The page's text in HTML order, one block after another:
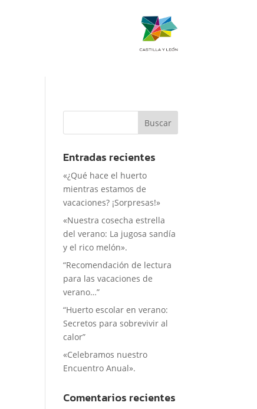
Entradas recientes
«¿Qué hace el huerto
mientras estamos de
vacaciones? ¡Sorpresas!»
«Nuestra cosecha estrella
del verano: La jugosa sandía
y el rico melón».
“Recomendación de lectura
para las vacaciones de
verano…”
“Huerto escolar en verano:
Secretos para sobrevivir al
calor”
«Celebramos nuestro
Encuentro Anual».
Comentarios recientes